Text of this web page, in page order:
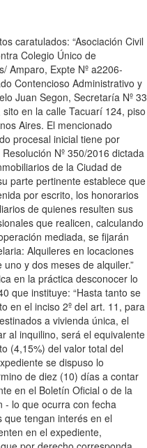
caratulados: “Asociación Civil
Colegio Único de
Amparo, Expte Nº a2206-
Contencioso Administrativo y
Juan Segon, Secretaría Nº 33
en la calle Tacuarí 124, piso
Aires. El mencionado
procesal inicial tiene por
Nº 350/2016 dictada
de la Ciudad de
parte pertinente establece que
por escrito, los honorarios
de quienes resulten sus
que realicen, calculando
mediada, se fijarán
Alquileres en locaciones
y dos meses de alquiler.”
en la práctica desconocer lo
que instituye: “Hasta tanto se
en el inciso 2º del art. 11, para
a vivienda única, el
al inquilino, será el equivalente
(4,15%) del valor total del
se dispuso lo
de diez (10) días a contar
en el Boletín Oficial o de la
- lo que ocurra con fecha
tengan interés en el
en el expediente,